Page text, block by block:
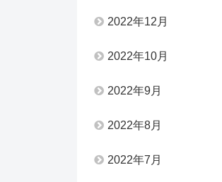
2022年12月
2022年10月
2022年9月
2022年8月
2022年7月